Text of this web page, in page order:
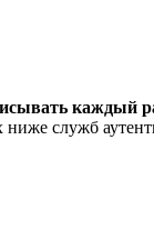
каждый
служб